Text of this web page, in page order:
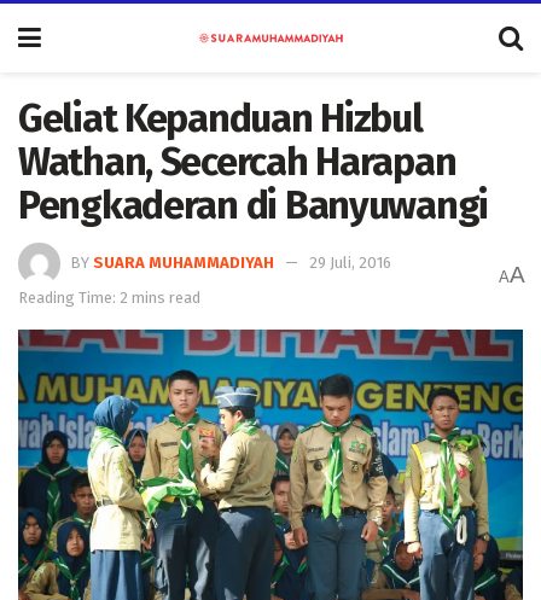
Geliat Kepanduan Hizbul
Wathan, Secercah Harapan
Pengkaderan di Banyuwangi
BY SUARA MUHAMMADIYAH
29 Juli, 2016
Reading Time: 2 mins read
AA